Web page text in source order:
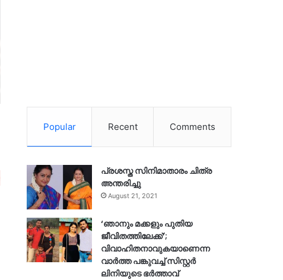
Popular Recent Comments
പ്രശസ്ത സിനിമാതാരം ചിത്ര
അന്തരിച്ചു
August 21, 2021
‘ഞാനും മക്കളും പുതിയ
ജീവിതത്തിലേക്ക്’;
വിവാഹിതനാവുകയാണെന്ന
വാർത്ത പങ്കുവച്ച് സിസ്റ്റർ
ലിനിയുടെ ഭർത്താവ്